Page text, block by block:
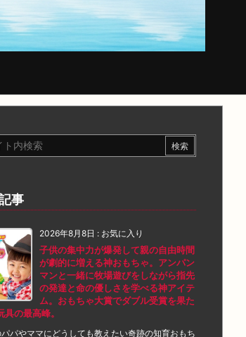
事
2026年8月8日 : お気に入り
子供の集中力が爆発して親の自由時間
が劇的に増える神おもちゃ。アンパン
マンと一緒に牧場遊びをしながら指先
の発達と命の優しさを学べる神アイテ
ム。おもちゃ大賞でダブル受賞を果た
具の最高峰。
パやママにどうしても教えたい奇跡の知育おもち